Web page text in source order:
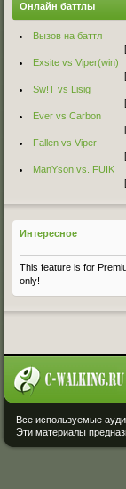
Онлайн баттлы
Вызов на баттл
Exsite vs Viper(win)
Sw!T vs Lisig
Ever vs Carbon
Fallen vs Viper
ManYson vs. FUIK
Интересное
This feature is for
only!
Все используемые
Эти материалы